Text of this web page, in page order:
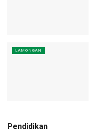
LAMONGAN
Pendidikan